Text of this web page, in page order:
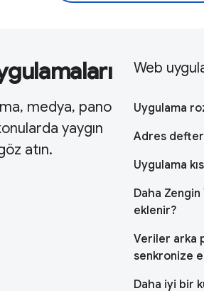
medya, pano
yaygın
atın.
Web
Uygulama
Adres
Uygulama
Daha Zengin
eklenir?
Veriler arka
senkronize
Daha iyi bir